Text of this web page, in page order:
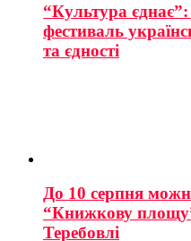
“Культура єднає”:
фестиваль
та єдності
До 10 серпня
“Книжкову
Теребовлі